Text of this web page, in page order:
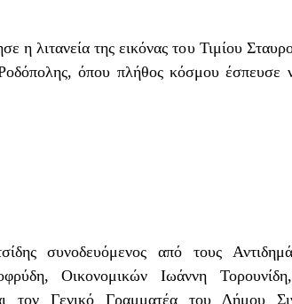
η λιτανεία της εικόνας του Τιμίου
όπου πλήθος κόσμου έσπευσε
συνοδευόμενος από τους
,Οικονομικών Ιωάννη Τορουνίδη
τον Γενικό Γραμματέα του Δήμου